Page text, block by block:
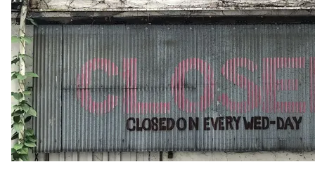
路地裏なので通行の邪魔になることなく思う存分写真を取